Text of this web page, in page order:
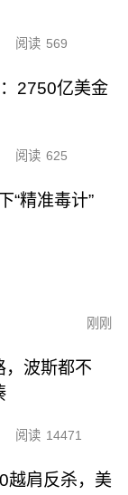
阅读 569
2750亿美金
阅读 625
“精准毒计”
刚刚
，波斯都不
阅读 14471
越肩反杀，美